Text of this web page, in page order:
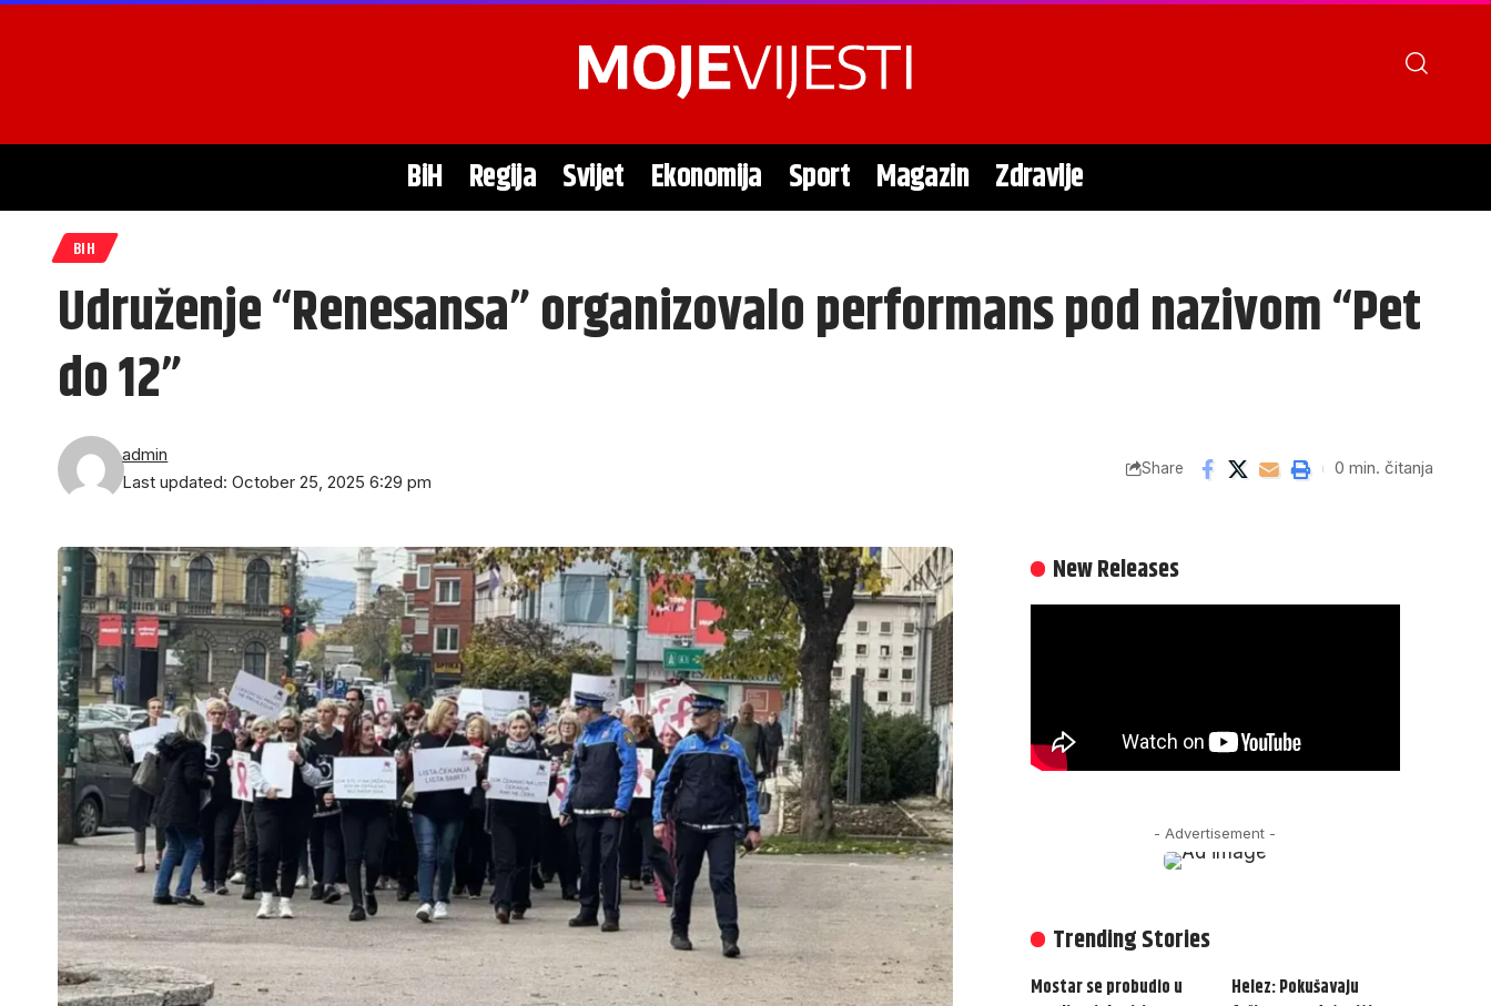
BiH Regija Svijet Ekonomija Sport Magazin Zdravlje
BIH
Udruženje “Renesansa” organizovalo performans pod nazivom “Pet
do 12”
Last updated: October 25, 2025 6:29 pm
admin
Share 0 min. čitanja
New Releases
- Advertisement -
Trending Stories
Mostar se probudio u
Helez: Pokušavaju